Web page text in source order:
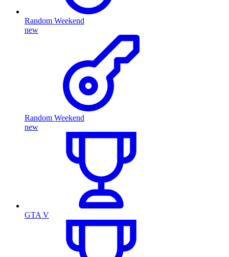
Random Weekend
new
Random Weekend
new
GTA V